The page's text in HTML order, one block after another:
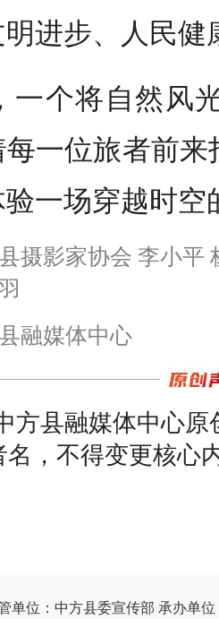
进步、人民健
一个将自然风
一位旅者前
一场穿越时空
摄影家协会 李小平
融媒体中心
方县融媒体中心
，不得变更核心
单位：中方县委宣传部 承办单